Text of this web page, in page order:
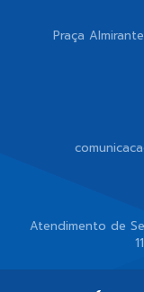
Praça
Atendimento de